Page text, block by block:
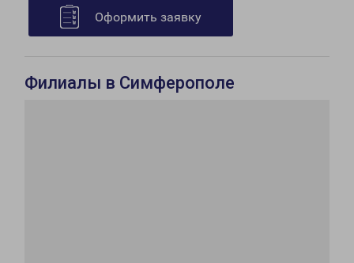
Оформить заявку
Филиалы в Симферополе